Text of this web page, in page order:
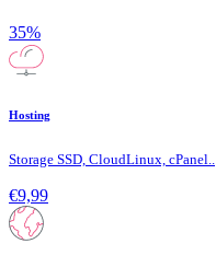
35%
Hosting
Storage SSD, CloudLinux, cPanel..
€9,99